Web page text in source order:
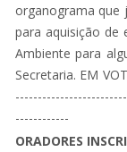
organograma que
para aquisição de
Ambiente para
Secretaria. EM
------------
ORADORES